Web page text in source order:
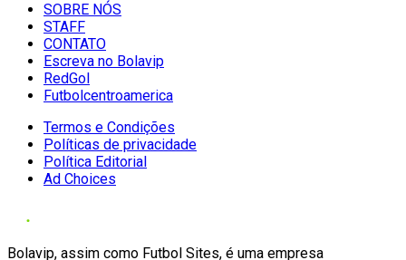
SOBRE NÓS
STAFF
CONTATO
Escreva no Bolavip
RedGol
Futbolcentroamerica
Termos e Condições
Políticas de privacidade
Política Editorial
Ad Choices
Bolavip, assim como Futbol Sites, é uma empresa